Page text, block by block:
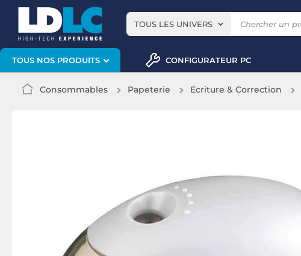
TOUS LES UNIVERS
TOUS NOS PRODUITS CONFIGURATEUR PC
Consommables Papeterie Ecriture & Correction